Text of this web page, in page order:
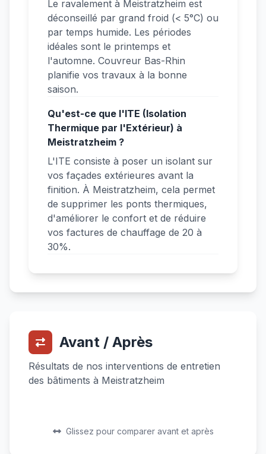
Le ravalement à Meistratzheim est
déconseillé par grand froid (< 5°C) ou
par temps humide. Les périodes
idéales sont le printemps et
l'automne. Couvreur Bas-Rhin
planifie vos travaux à la bonne
saison.
Qu'est-ce que l'ITE (Isolation
Thermique par l'Extérieur) à
Meistratzheim ?
L'ITE consiste à poser un isolant sur
vos façades extérieures avant la
finition. À Meistratzheim, cela permet
de supprimer les ponts thermiques,
d'améliorer le confort et de réduire
vos factures de chauffage de 20 à
30%.
Avant / Après
Résultats de nos interventions de entretien
des bâtiments à Meistratzheim
Avant
Après
Glissez pour comparer avant et après